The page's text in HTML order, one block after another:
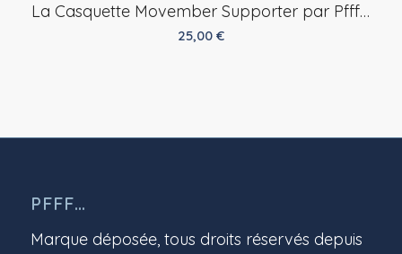
La Casquette Movember Supporter par Pfff…
25,00 €
PFFF…
Marque déposée, tous droits réservés depuis